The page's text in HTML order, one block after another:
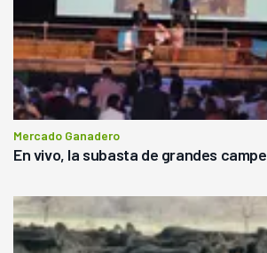
Mercado Ganadero
En vivo, la subasta de grandes